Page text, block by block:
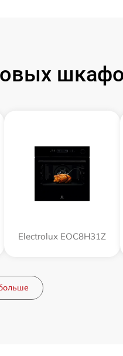
Electrolux EOC8H31Z